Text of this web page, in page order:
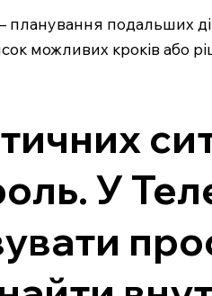
планування подальших
можливих кроків або
У